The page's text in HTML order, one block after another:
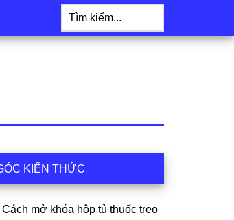
Tìm
kiếm...
KIẾN THỨC
Cách mở khóa hộp tủ thuốc treo